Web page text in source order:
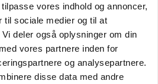
vores indhold og annoncer,
til sociale medier og til at
deler også oplysninger om din
vores partnere inden for
og analysepartnere.
disse data med andre
nye regler øger landbobanks
Annonce